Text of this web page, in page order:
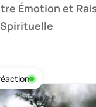
Émotion et